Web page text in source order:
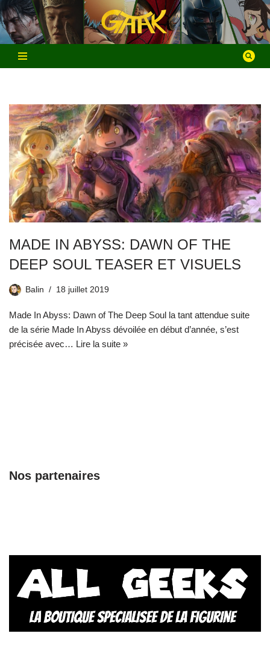
Aller
au
contenu
MADE IN ABYSS: DAWN OF THE
DEEP SOUL TEASER ET VISUELS
Balin 18 juillet 2019
Made In Abyss: Dawn of The Deep Soul la tant attendue suite
de la série Made In Abyss dévoilée en début d’année, s’est
précisée avec… Lire la suite »
Nos partenaires